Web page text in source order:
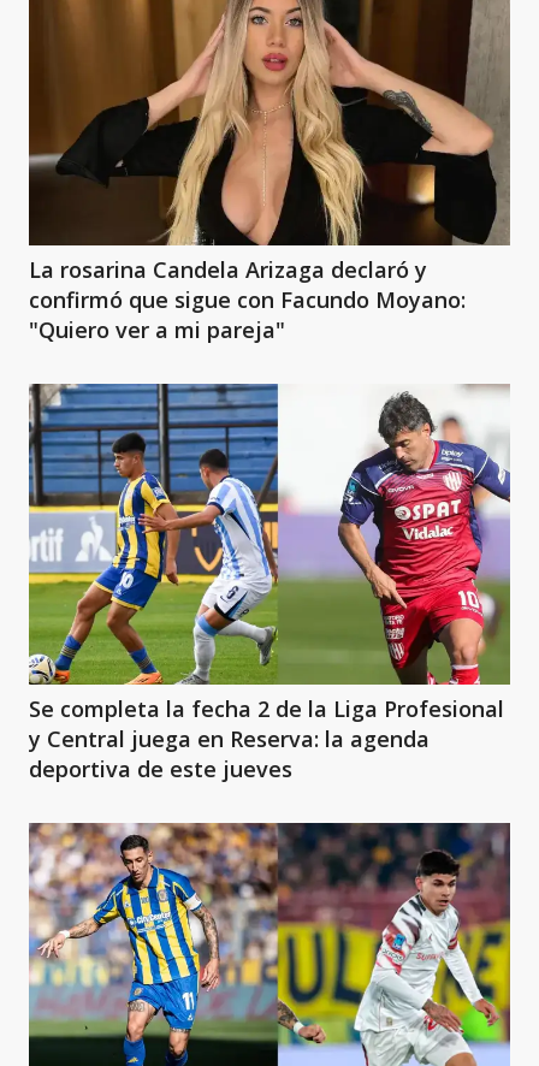
La rosarina Candela Arizaga declaró y
confirmó que sigue con Facundo Moyano:
"Quiero ver a mi pareja"
Se completa la fecha 2 de la Liga Profesional
y Central juega en Reserva: la agenda
deportiva de este jueves